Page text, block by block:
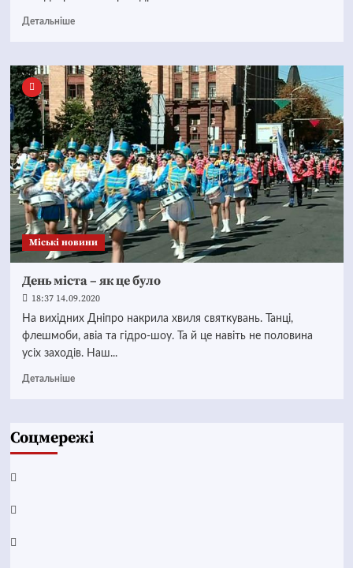
Детальніше
Mіські новини
День міста – як це було
18:37 14.09.2020
На вихідних Дніпро накрила хвиля святкувань. Танці,
флешмоби, авіа та гідро-шоу. Та й це навіть не половина
усіх заходів. Наш...
Детальніше
Соцмережі
Facebook
YouTube
Telegram